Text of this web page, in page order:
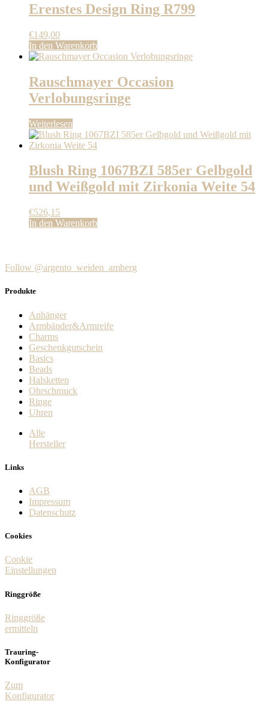
Erenstes Design Ring R799
€149,00
In den Warenkorb
Rauschmayer Occasion
Verlobungsringe
Weiterlesen
Blush Ring 1067BZI 585er Gelbgold
und Weißgold mit Zirkonia Weite 54
€526,15
In den Warenkorb
Follow @argento_weiden_amberg
Produkte
Anhänger
Armbänder&Armreife
Charms
Geschenkgutschein
Basics
Beads
Halsketten
Ohrschmuck
Ringe
Uhren
Alle
Hersteller
Links
AGB
Impressum
Datenschutz
Cookies
Cookie
Einstellungen
Ringgröße
Ringgröße
ermitteln
Trauring-
Konfigurator
Zum
Konfigurator